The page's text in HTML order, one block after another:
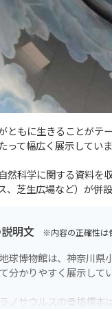
ともに生きることがテ
て幅広く展示していま
然科学に関する資料を
、芝生広場など）が併
明文 ※内容の正確性は
球博物館は、神奈川
分かりやすく展示して
ノサウルスの骨格標本